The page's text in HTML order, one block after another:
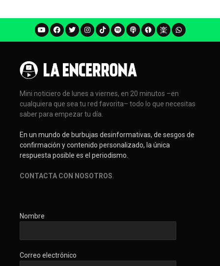
Mini noticiero de lunes a viernes, en 20 minutos –en
cualquiera que sea tu red favorita– todo lo que necesitas
saber para empezar tu día.
En un mundo de burbujas desinformativas, de sesgos de
confirmación y contenido personalizado, la única
respuesta posible es el periodismo.
CONTACTA CON NOSOTROS.
Nombre
Correo electrónico